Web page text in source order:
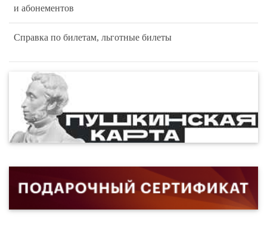
и абонементов
Справка по билетам, льготные билеты